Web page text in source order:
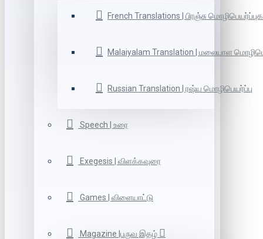
French Translations | பிரஞ்சு
Malaiyalam Translation | மலையாள
Russian Translation | ரஷ்ய மொழிபெயர்ப்பு
Speech | உரை
Exegesis | விளக்கவுரை
Games | விளையாட்டு
Magazine |பருவ இதழ்